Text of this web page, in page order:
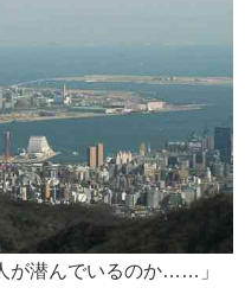
が潜んでいるのか……」